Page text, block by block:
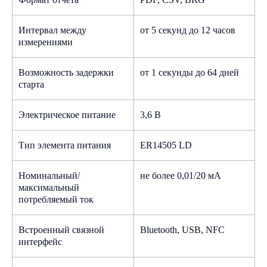
Интервал между
измерениями
от 5 секунд до 12 часов
Возможность задержки
старта
от 1 секунды до 64 дней
Электрическое питание 3,6 В
Тип элемента питания ER14505 LD
Номинальный/
максимальный
потребляемый ток
не более 0,01/20 мА
Встроенный связной
интерфейс
Bluetooth, USB, NFC
Сертификат об утверждении
Сертификат о признании
утверждения типа средств
Сертификат о признании
Посмотреть
Сертификат о признании
измерений Республики Кыргызстан
Начните с бесплатной
консультации
Заполните форму, наш менеджер
свяжется с вами, проконсультирует
и ответит на все вопросы
+7
Техническое задание или заполненный
опросный лист